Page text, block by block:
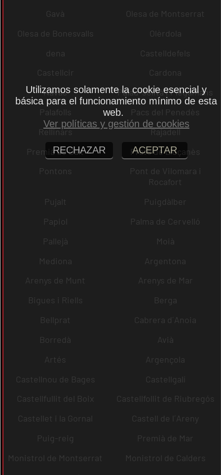
Gavà
Olesa de Montserrat
Olesa de Bonesvalls
Olèrdola
dena
Castelldefels
Castellcir
Cardona
Navas
Palau-solità i Plegamans
Palafolls
Pacs del Penedès
Rellinars
Rajadell
Premià de Dalt
Prats de Lluçanès
Pontons
Pont de Vilomara i
Rocafort
Pujalt
Puigdàlber
Papiol
Palma de Cervelló
Pallejà
Moià
Mediona
Argentona
Arenys de Munt
Arenys de Mar
Bigues i Riells
Berga
Bellprat
Cabrera d´Anoia
Borredà
Avià
Artés
Argençola
Castellnou de Bages
Castellgalí
Castellfullit del Boix
Castellfollit de Riubregós
Castellet i la Gornal
Castell de l´Areny
Puig-reig
Premià de Mar
Monistrol de Montserrat
Monistrol de Calders
Utilizamos solamente la cookie esencial y
básica para el funcionamiento mínimo de esta
web.
Ver políticas y gestión de cookies
RECHAZAR ACEPTAR